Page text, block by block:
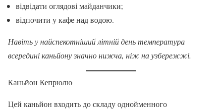
відвідати оглядові майданчики;
відпочити у кафе над водою.
Навіть у найспекотніший літній день температура
всередині каньйону значно нижча, ніж на узбережжі.
Каньйон Кепрюлю
Цей каньйон входить до складу однойменного